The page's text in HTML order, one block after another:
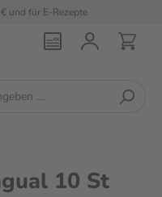
und für E-Rezepte
10 St